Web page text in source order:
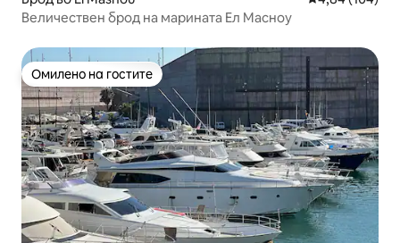
Величествен брод на марината Ел Масноу
Омилено на гостите
Омилено на гостите